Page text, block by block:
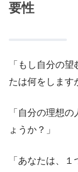
要性
「もし自分の
たは何をします
「自分の理想
ょうか？」
「あなたは、